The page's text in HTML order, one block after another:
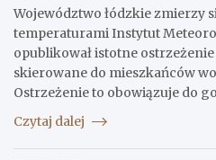
Województwo łódzkie zmierzy
temperaturami Instytut
opublikował istotne
skierowane do mieszkańców
Ostrzeżenie to obowiązuje do
Czytaj dalej